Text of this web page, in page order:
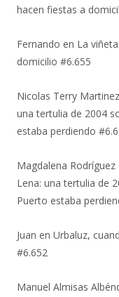
hacen fiestas a
Fernando en La
domicilio #6.655
Nicolas Terry Martinez
una tertulia de 2004
estaba perdiendo
Magdalena Rodríguez
Lena: una tertulia de
Puerto estaba
Juan en Urbaluz,
#6.652
Manuel Almisas